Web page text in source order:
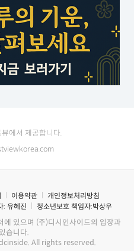
에서 제공합니다.
이용약관
개인정보처리방침
: 유혜진 청소년보호 책임자:박상우
에 있으며 (주)디시인사이드의 입장과
습니다.
All rights reserved.